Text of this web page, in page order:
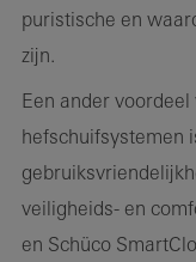
puristische en
zijn.
Een ander
hefschuifsystemen
veiligheids- en
en Schüco